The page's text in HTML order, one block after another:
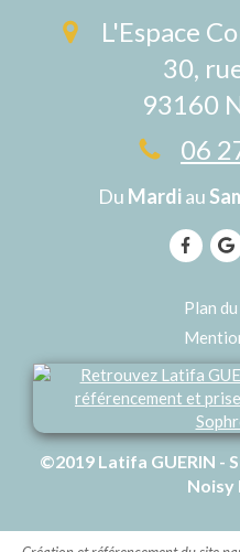
L'Espace
30,
93160
06
Du Mardiau
Plan
©2019 Latifa GUERIN -
Noisy